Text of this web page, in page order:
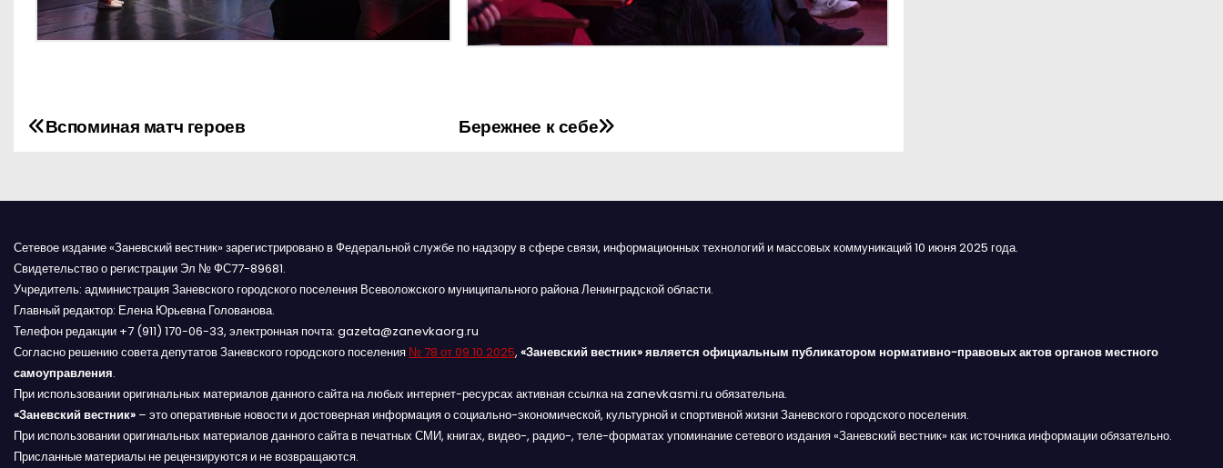
Н
в
и
г
а
ц
и
я
Бережнее к себе
Вспоминая матч героев
Сетевое издание «Заневский вестник» зарегистрировано в Федеральной службе по надзору в сфере связи, информационных технологий и массовых коммуникаций 10 июня 2025 года.
Свидетельство о регистрации Эл № ФС77-89681.
Учредитель: администрация Заневского городского поселения Всеволожского муниципального района Ленинградской области.
Главный редактор: Елена Юрьевна Голованова.
Телефон редакции +7 (911) 170-06-33, электронная почта: gazeta@zanevkaorg.ru
Согласно решению совета депутатов Заневского городского поселения № 78 от 09.10.2025, «Заневский вестник» является официальным публикатором нормативно-правовых актов органов местного
самоуправления.
При использовании оригинальных материалов данного сайта на любых интернет-ресурсах активная ссылка на zanevkasmi.ru обязательна.
«Заневский вестник» – это оперативные новости и достоверная информация о социально-экономической, культурной и спортивной жизни Заневского городского поселения.
При использовании оригинальных материалов данного сайта в печатных СМИ, книгах, видео-, радио-, теле-форматах упоминание сетевого издания «Заневский вестник» как источника информации обязательно.
Присланные материалы не рецензируются и не возвращаются.